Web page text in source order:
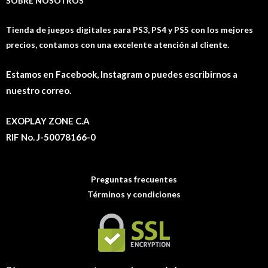
Tienda de juegos digitales para PS3, PS4 y PS5 con los mejores
precios, contamos con una excelente atención al cliente.
Estamos en Facebook, Instagram o puedes escribirnos a
nuestro correo.
EXOPLAY ZONE C.A
RIF No. J-50078166-0
Preguntas frecuentes
Términos y condiciones